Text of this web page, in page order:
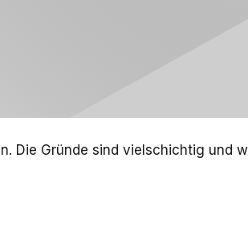
Die Gründe sind vielschichtig und